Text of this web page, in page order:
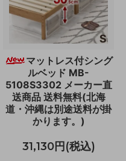
マットレス付シング
ルベッド MB-
5108S3302 メーカー直
送商品 送料無料(北海
道・沖縄は別途送料が掛
かります。)
31,130円(税込)